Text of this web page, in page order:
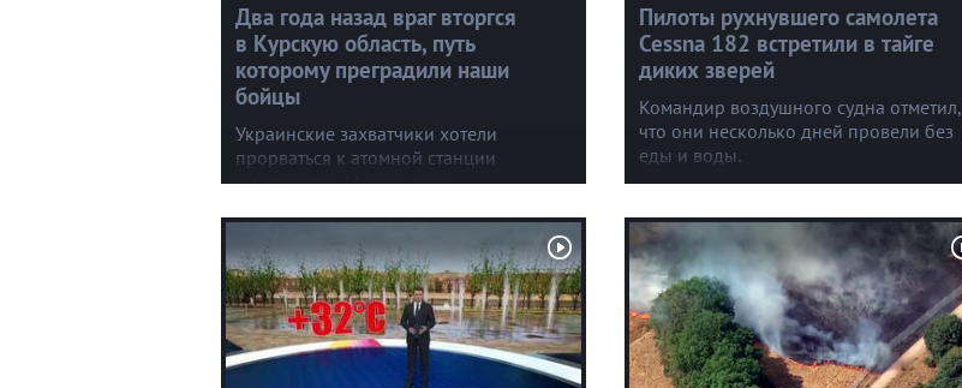
Два года назад враг вторгся
в Курскую область, путь
которому преградили наши
бойцы
Украинские захватчики хотели
прорваться к атомной станции
в Курчатове. Можно лишь
на ядерном объекте. Но на их пути
насмерть встали наши бойцы. Горналь,
Суджа, Малая Локня. Первые дни были
самыми трудными.
Пилоты рухнувшего самолета
Cessna 182 встретили в тайге
диких зверей
Командир воздушного судна отметил,
что они несколько дней провели без
еды и воды.